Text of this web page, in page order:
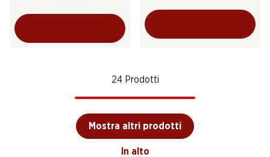
24 Prodotti
Mostra altri prodotti
In alto